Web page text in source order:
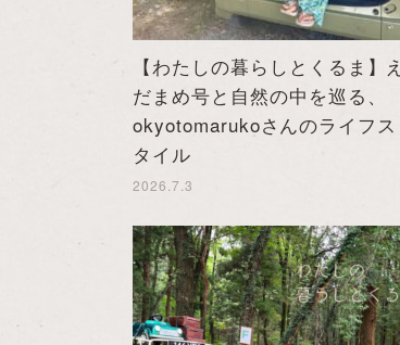
【わたしの暮らしとくるま】え
だまめ号と自然の中を巡る、
okyotomarukoさんのライフス
タイル
2026.7.3